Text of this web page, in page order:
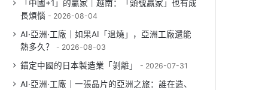
「中國+1」的贏家｜越南：「頭號贏家」也有成
長煩惱
2026-08-04
AI·亞洲·工廠｜如果AI「退燒」，亞洲工廠還能
熱多久？
2026-08-03
錨定中國的日本製造業「剝離」 2026-07-31
AI·亞洲·工廠｜一張晶片的亞洲之旅：誰在造、